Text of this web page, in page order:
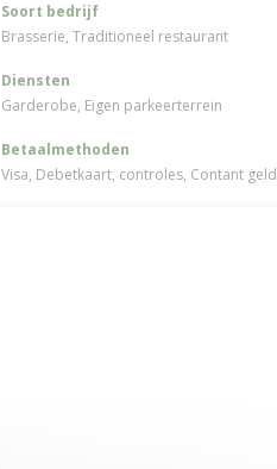
Soort bedrijf
Brasserie, Traditioneel restaurant
Diensten
Garderobe, Eigen parkeerterrein
Betaalmethoden
Visa, Debetkaart, controles, Contant geld